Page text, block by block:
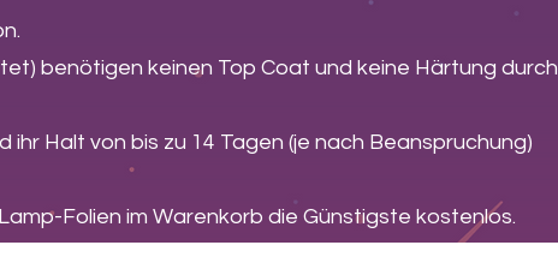
benötigen keinen Top Coat und keine Härtung durch
Halt von bis zu 14 Tagen (je nach Beanspruchung)
Folien im Warenkorb die Günstigste kostenlos.